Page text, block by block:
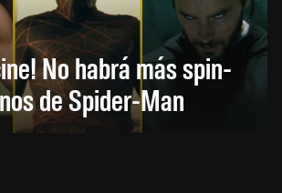
No habrá más spin-
de Spider-Man